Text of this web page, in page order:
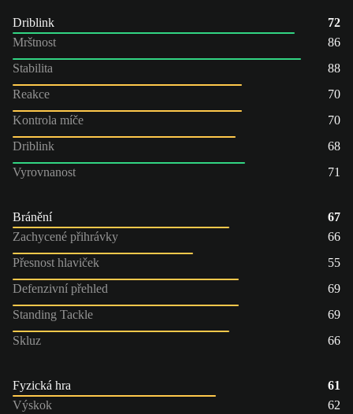
Driblink
72
Mrštnost
86
Stabilita
88
Reakce
70
Kontrola míče
70
Driblink
68
Vyrovnanost
71
Bránění
67
Zachycené přihrávky
66
Přesnost hlaviček
55
Defenzivní přehled
69
Standing Tackle
69
Skluz
66
Fyzická hra
61
Výskok
62